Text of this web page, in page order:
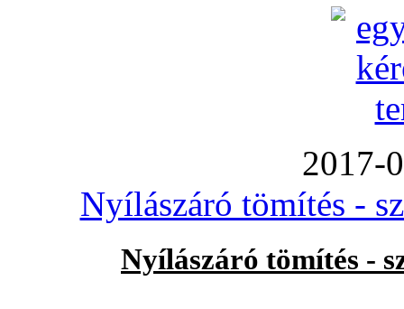
2017-
Nyílászáró tömítés -
Nyílászáró tömítés -